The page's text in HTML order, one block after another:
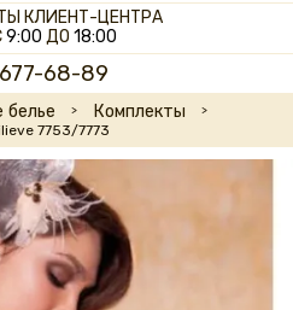
КЛИЕНТ-ЦЕНТРА
9:00 ДО 18:00
68-89
белье Комплекты
7753/7773